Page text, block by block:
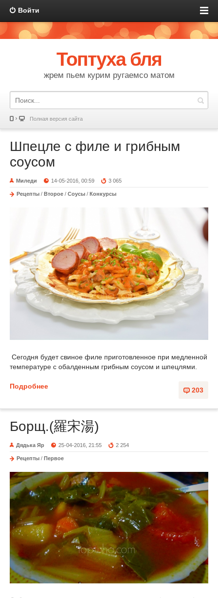
Войти
Топтуха бля
жрем пьем курим ругаемсо матом
Полная версия сайта
Шпецле с филе и грибным
соусом
Миледи 14-05-2016, 00:59 3 065
Рецепты / Второе / Соусы / Конкурсы
Сегодня будет свиное филе приготовленное при медленной
температуре с обалденным грибным соусом и шпецлями.
203
Подробнее
Борщ.(羅宋湯)
Дядька Яр 25-04-2016, 21:55 2 254
Рецепты / Первое